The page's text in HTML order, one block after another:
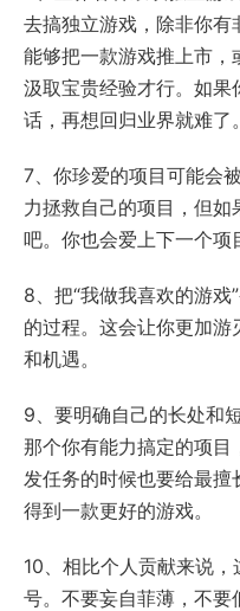
去搞独立游戏，除非你有
能够把一款游戏推上市，
汲取宝贵经验才行。如果
话，再想回归业界就难了。
7、你珍爱的项目可能会
力拯救自己的项目，但
吧。你也会爱上下一个项
8、把“我做我喜欢的游戏
的过程。这会让你更加
和机遇。
9、要明确自己的长处和
那个你有能力搞定的项目
发任务的时候也要给最擅
得到一款更好的游戏。
10、相比个人贡献来说
号。不要妄自菲薄，不要